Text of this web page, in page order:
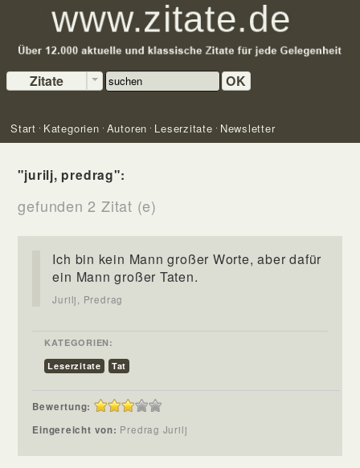
Zitate OK
Start Kategorien Autoren Leserzitate Newsletter
"jurilj, predrag":
gefunden 2 Zitat (e)
Ich bin kein Mann großer Worte, aber dafür
ein Mann großer Taten.
Jurilj, Predrag
KATEGORIEN:
Leserzitate
Tat
Bewertung:
Eingereicht von: Predrag Jurilj